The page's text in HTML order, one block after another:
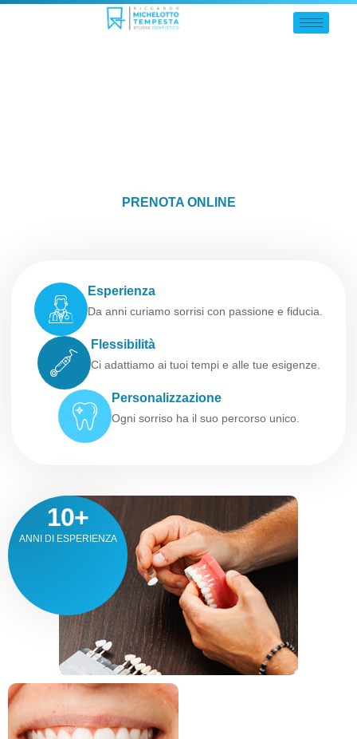
PRENOTA ONLINE
Esperienza
Da anni curiamo sorrisi con passione e fiducia.
Flessibilità
Ci adattiamo ai tuoi tempi e alle tue esigenze.
Personalizzazione
Ogni sorriso ha il suo percorso unico.
ANNI DI ESPERIENZA
10+